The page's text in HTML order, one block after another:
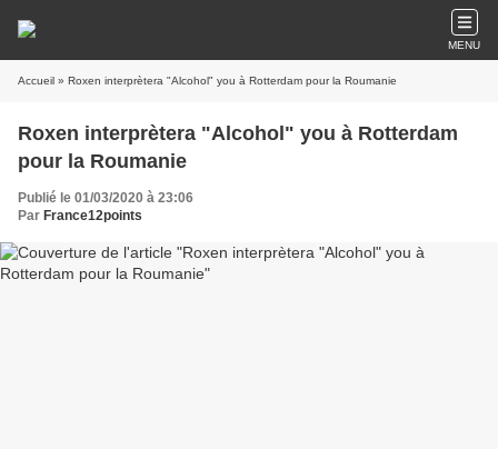
MENU
Accueil » Roxen interprètera "Alcohol" you à Rotterdam pour la Roumanie
Roxen interprètera "Alcohol" you à Rotterdam
pour la Roumanie
Publié le 01/03/2020 à 23:06
Par France12points